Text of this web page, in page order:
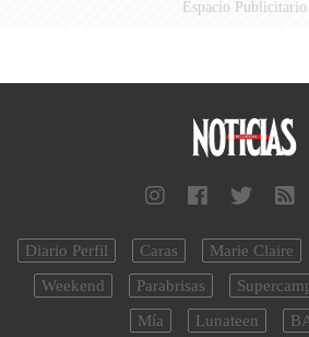
Espacio Publicitario
Diario Perfil Caras Marie Claire
Weekend
Parabrisas
Mía
Lunateen